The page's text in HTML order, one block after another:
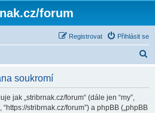
forum
Přihlásit se
Registrovat
soukromí
jak „stribrnak.cz/forum“ (dále jen “my”,
“https://stribrnak.cz/forum”) a phpBB („phpBB